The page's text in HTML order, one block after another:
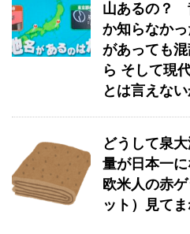
山あるの？
か知らなか
があっても
ら そして現
とは言えな
どうして泉
量が日本一
欧米人の赤
ット）見てま